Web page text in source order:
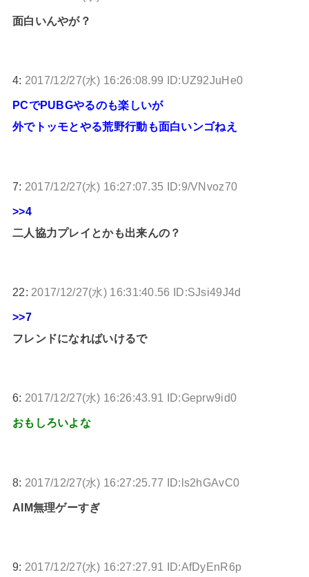
面白いんやが？
4: 2017/12/27(水) 16:26:08.99 ID:UZ92JuHe0
PCでPUBGやるのも楽しいが
外でトッモとやる荒野行動も面白いンゴねえ
7: 2017/12/27(水) 16:27:07.35 ID:9/VNvoz70
>>4
二人協力プレイとかも出来んの？
22: 2017/12/27(水) 16:31:40.56 ID:SJsi49J4d
>>7
フレンドになればいけるで
6: 2017/12/27(水) 16:26:43.91 ID:Geprw9id0
おもしろいよな
8: 2017/12/27(水) 16:27:25.77 ID:ls2hGAvC0
AIM無理ゲーすぎ
9: 2017/12/27(水) 16:27:27.91 ID:AfDyEnR6p